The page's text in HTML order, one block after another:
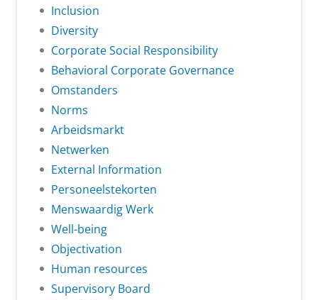
Inclusion
Diversity
Corporate Social Responsibility
Behavioral Corporate Governance
Omstanders
Norms
Arbeidsmarkt
Netwerken
External Information
Personeelstekorten
Menswaardig Werk
Well-being
Objectivation
Human resources
Supervisory Board